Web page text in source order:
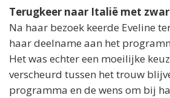
Terugkeer naar Italië met
Na haar bezoek keerde Eveline
haar deelname aan het
Het was echter een moeilijke
verscheurd tussen het trouw
programma en de wens om bij